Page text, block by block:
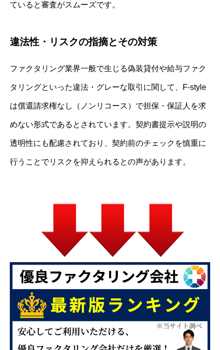
ていると審査がスムーズです。
違法性・リスクの指摘とその対策
ファクタリング業界一般で生じる偽装貸付や給与ファク
タリングといった違法・グレーな取引に関して、F-style
は償還請求権なし（ノンリコース）で担保・保証人を求
めない形式であるとされています。契約書提示や説明の
透明性にも配慮されており、契約前のチェックを慎重に
行うことでリスクを抑えられるとの声があります。